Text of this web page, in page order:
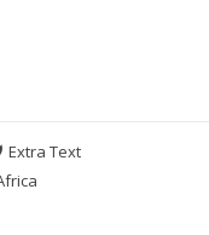
Extra Text